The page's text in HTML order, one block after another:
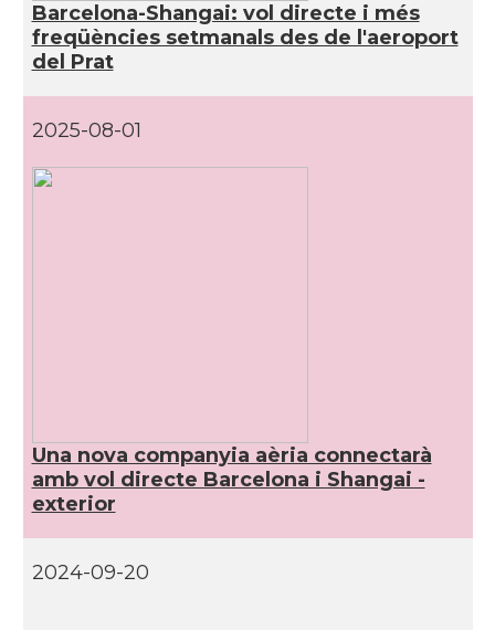
Barcelona-Shangai: vol directe i més
freqüències setmanals des de l'aeroport
del Prat
2025-08-01
Una nova companyia aèria connectarà
amb vol directe Barcelona i Shangai -
exterior
2024-09-20